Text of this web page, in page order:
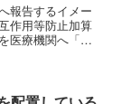
報告するイメー
作用等防止加算
医療機関へ「報
を...